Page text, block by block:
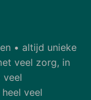
• altijd unieke
veel zorg, in
veel
veel